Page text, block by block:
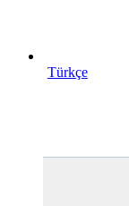
Türkçe